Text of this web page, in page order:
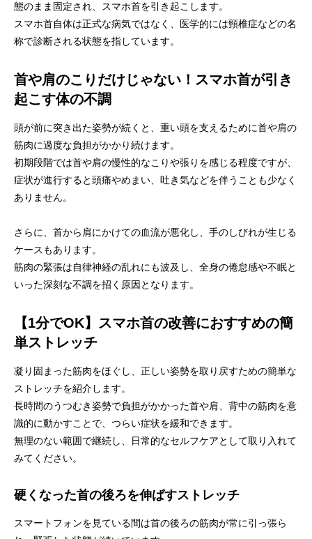
態のまま固定され、スマホ首を引き起こします。
スマホ首自体は正式な病気ではなく、医学的には頸椎症などの名
称で診断される状態を指しています。
首や肩のこりだけじゃない！スマホ首が引き
起こす体の不調
頭が前に突き出た姿勢が続くと、重い頭を支えるために首や肩の
筋肉に過度な負担がかかり続けます。
初期段階では首や肩の慢性的なこりや張りを感じる程度ですが、
症状が進行すると頭痛やめまい、吐き気などを伴うことも少なく
ありません。
さらに、首から肩にかけての血流が悪化し、手のしびれが生じる
ケースもあります。
筋肉の緊張は自律神経の乱れにも波及し、全身の倦怠感や不眠と
いった深刻な不調を招く原因となります。
【1分でOK】スマホ首の改善におすすめの簡
単ストレッチ
凝り固まった筋肉をほぐし、正しい姿勢を取り戻すための簡単な
ストレッチを紹介します。
長時間のうつむき姿勢で負担がかかった首や肩、背中の筋肉を意
識的に動かすことで、つらい症状を緩和できます。
無理のない範囲で継続し、日常的なセルフケアとして取り入れて
みてください。
硬くなった首の後ろを伸ばすストレッチ
スマートフォンを見ている間は首の後ろの筋肉が常に引っ張ら